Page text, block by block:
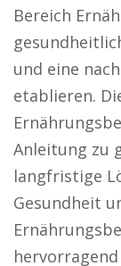
Bereich
und eine
etablieren.
Anleitung zu
langfristige
Gesundheit